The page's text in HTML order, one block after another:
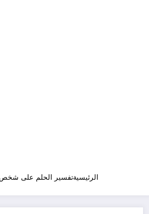
الرئيسيةتفسير الحلم على